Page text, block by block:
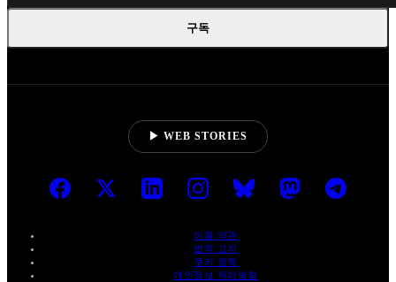
구독
▶ WEB STORIES
이용 약관
법적 고지
쿠키 정책
개인정보 처리방침